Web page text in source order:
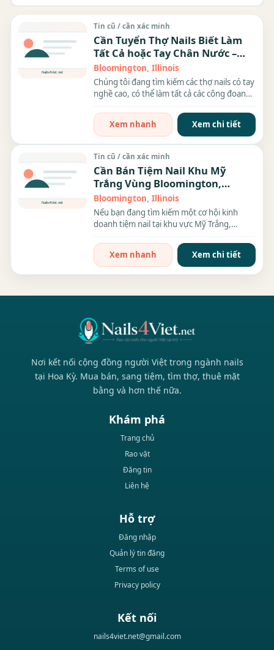
Tin cũ / cần xác minh
Cần Tuyển Thợ Nails Biết Làm
Tất Cả hoặc Tay Chân Nước –
Công Việc Lương Cao, Môi
Trường Làm Việc Công Bằng
Bloomington, Illinois
Chúng tôi đang tìm kiếm các thợ nails có tay
nghề cao, có thể làm tất cả các công đoạn
Xem nhanh
Xem chi tiết
Tin cũ / cần xác minh
Cần Bán Tiệm Nail Khu Mỹ
Trắng Vùng Bloomington,
Illinois – Cơ Hội Kinh Doanh Đầy
Hứa Hẹn
Bloomington, Illinois
Nếu bạn đang tìm kiếm một cơ hội kinh
doanh tiệm nail tại khu vực Mỹ Trắng,
Xem nhanh
Xem chi tiết
Nơi kết nối cộng đồng người Việt trong ngành nails
tại Hoa Kỳ. Mua bán, sang tiệm, tìm thợ, thuê mặt
bằng và hơn thế nữa.
Khám phá
Trang chủ
Rao vặt
Đăng tin
Liên hệ
Hỗ trợ
Đăng nhập
Quản lý tin đăng
Terms of use
Privacy policy
Kết nối
nails4viet.net@gmail.com